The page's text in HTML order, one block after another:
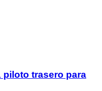
piloto trasero para